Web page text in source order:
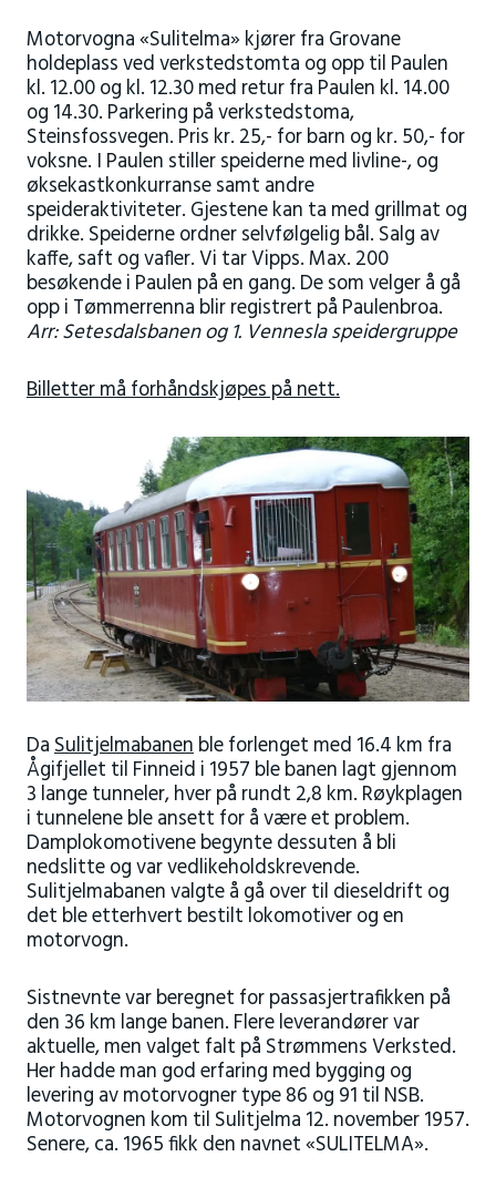
Motorvogna «Sulitelma» kjører fra Grovane
holdeplass ved verkstedstomta og opp til Paulen
kl. 12.00 og kl. 12.30 med retur fra Paulen kl. 14.00
og 14.30. Parkering på verkstedstoma,
Steinsfossvegen. Pris kr. 25,- for barn og kr. 50,- for
voksne. I Paulen stiller speiderne med livline-, og
øksekastkonkurranse samt andre
speideraktiviteter. Gjestene kan ta med grillmat og
drikke. Speiderne ordner selvfølgelig bål. Salg av
kaffe, saft og vafler. Vi tar Vipps. Max. 200
besøkende i Paulen på en gang. De som velger å gå
opp i Tømmerrenna blir registrert på Paulenbroa.
Arr: Setesdalsbanen og 1. Vennesla speidergruppe
Billetter må forhåndskjøpes på nett.
DaSulitjelmabanenble forlenget med 16.4 km fra
Ågifjellet til Finneid i 1957 ble banen lagt gjennom
3 lange tunneler, hver på rundt 2,8 km. Røykplagen
i tunnelene ble ansett for å være et problem.
Damplokomotivene begynte dessuten å bli
nedslitte og var vedlikeholdskrevende.
Sulitjelmabanen valgte å gå over til dieseldrift og
det ble etterhvert bestilt lokomotiver og en
motorvogn.
Sistnevnte var beregnet for passasjertrafikken på
den 36 km lange banen. Flere leverandører var
aktuelle, men valget falt på Strømmens Verksted.
Her hadde man god erfaring med bygging og
levering av motorvogner type 86 og 91 til NSB.
Motorvognen kom til Sulitjelma 12. november 1957.
Senere, ca. 1965 fikk den navnet «SULITELMA».